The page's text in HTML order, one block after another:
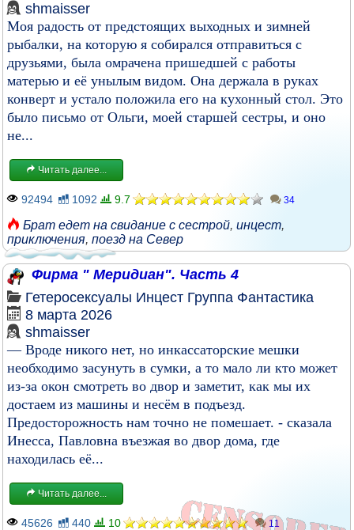
shmaisser
Моя радость от предстоящих выходных и зимней
рыбалки, на которую я собирался отправиться с
друзьями, была омрачена пришедшей с работы
матерью и её унылым видом. Она держала в руках
конверт и устало положила его на кухонный стол. Это
было письмо от Ольги, моей старшей сестры, и оно
не...
Читать далее...
92494 1092 9.7 34
Брат едет на свидание с сестрой, инцест,
приключения, поезд на Север
Фирма " Меридиан". Часть 4
Гетеросексуалы Инцест Группа Фантастика
8 марта 2026
shmaisser
— Вроде никого нет, но инкассаторские мешки
необходимо засунуть в сумки, а то мало ли кто может
из-за окон смотреть во двор и заметит, как мы их
достаем из машины и несём в подъезд.
Предосторожность нам точно не помешает. - сказала
Инесса, Павловна въезжая во двор дома, где
находилась её...
Читать далее...
45626 440 10 11